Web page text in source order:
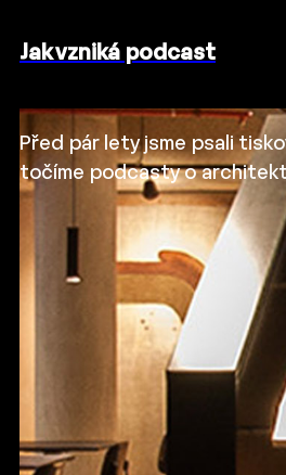
Jak vzniká podcast
Před pár lety jsme psali
točíme podcasty o